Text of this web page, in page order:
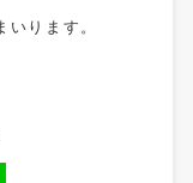
ります。